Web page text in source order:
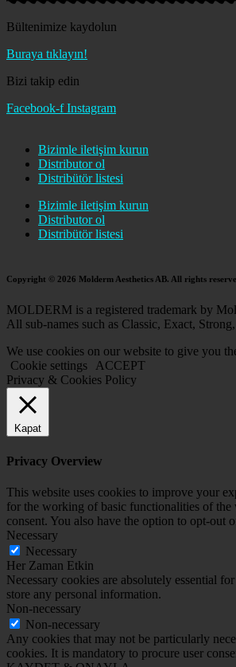
Bültenimize kaydolun
Buraya tıklayın!
Bizi takip edin
Facebook-f Instagram
Bizimle iletişim kurun
Distributor ol
Distribütör listesi
Bizimle iletişim kurun
Distributor ol
Distribütör listesi
Copyright © 2026 Molderm Aesthetics AB. All rights
MOLDERM is a registered trademark by
All sub-names such as Classic, Exact,
We use cookies on our website to give you
Cookie settings
ACCEPT
Privacy & Cookies Policy
Kapat
Privacy Overview
This website uses cookies to improve your
for the working of basic functionalities of the
consent. You also have the option to opt-out
Necessary
Necessary
Her Zaman Etkin
Necessary cookies are absolutely essential
store any personal information.
Non-necessary
Non-necessary
Any cookies that may not be particularly
cookies. It is mandatory to procure user